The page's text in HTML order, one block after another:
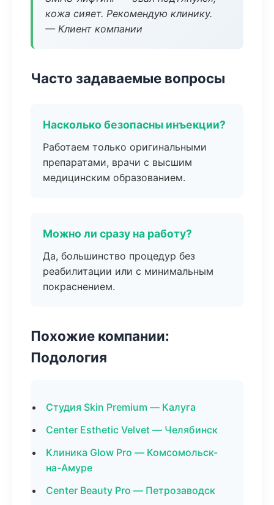
кожа сияет. Рекомендую клинику.
— Клиент компании
Часто задаваемые вопросы
Насколько безопасны инъекции?
Работаем только оригинальными
препаратами, врачи с высшим
медицинским образованием.
Можно ли сразу на работу?
Да, большинство процедур без
реабилитации или с минимальным
покраснением.
Похожие компании:
Подология
Студия Skin Premium — Калуга
Center Esthetic Velvet — Челябинск
Клиника Glow Pro — Комсомольск-
на-Амуре
Center Beauty Pro — Петрозаводск